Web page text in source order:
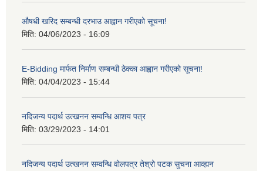
औषधी खरिद सम्बन्धी दरभाउ आह्वान गरीएको सूचना!
मिति: 04/06/2023 - 16:09
E-Bidding मार्फत निर्माण सम्बन्धी ठेक्का आह्वान गरीएको सूचना!
मिति: 04/04/2023 - 15:44
नदिजन्य पदार्थ उत्खनन सम्वन्धि आशय पत्र
मिति: 03/29/2023 - 14:01
नदिजन्य पदार्थ उत्खनन सम्वन्धि वोलपत्र तेश्रो पटक सुचना आव्ह्यन